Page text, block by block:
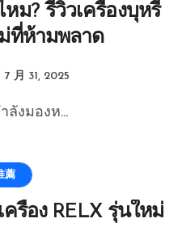
ม? รีวิวเครื่องบุหรี่
ที่ห้ามพลาด
7 月 31, 2025
ลังมองห...
薦
รื่อง RELX รุ่นใหม่